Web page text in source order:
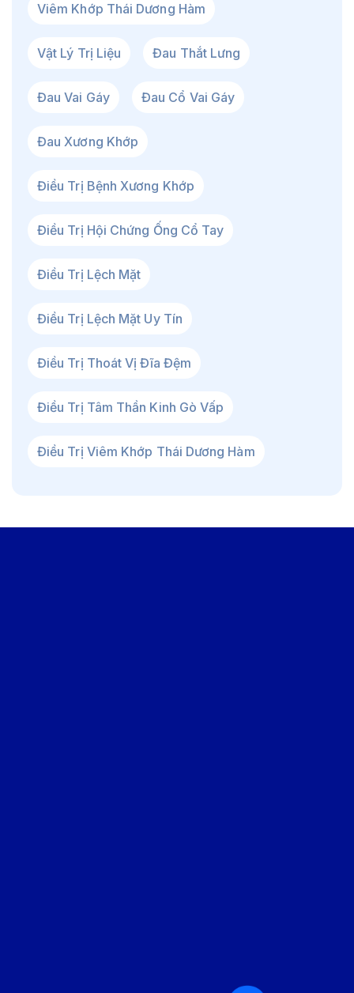
Viêm Khớp Thái Dương Hàm
Vật Lý Trị Liệu Đau Thắt Lưng
Đau Vai Gáy Đau Cổ Vai Gáy
Đau Xương Khớp
Điều Trị Bệnh Xương Khớp
Điều Trị Hội Chứng Ống Cổ Tay
Điều Trị Lệch Mặt
Điều Trị Lệch Mặt Uy Tín
Điều Trị Thoát Vị Đĩa Đệm
Điều Trị Tâm Thần Kinh Gò Vấp
Điều Trị Viêm Khớp Thái Dương Hàm